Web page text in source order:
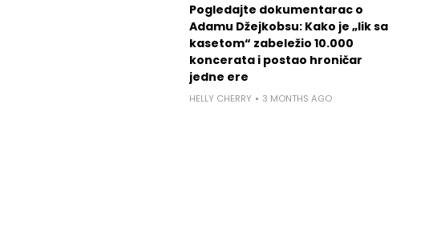
Pogledajte dokumentarac o
Adamu Džejkobsu: Kako je „lik sa
kasetom“ zabeležio 10.000
koncerata i postao hroničar
jedne ere
HELLY CHERRY 3 MONTHS AGO